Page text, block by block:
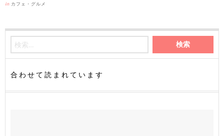
in カフェ・グルメ
合わせて読まれています